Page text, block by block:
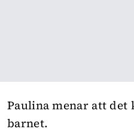
Paulina menar att det
barnet.